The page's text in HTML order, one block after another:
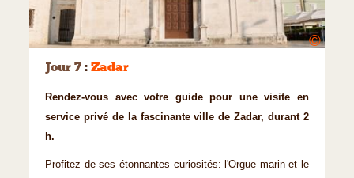
©
Jour 7 : Zadar
Rendez-vous avec votre guide pour une visite en
service privé de la fascinante ville de Zadar, durant 2
h.
Profitez de ses étonnantes curiosités: l'Orgue marin et le